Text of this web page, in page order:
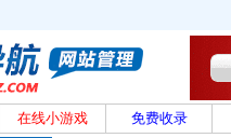
在线小游戏 免费收录